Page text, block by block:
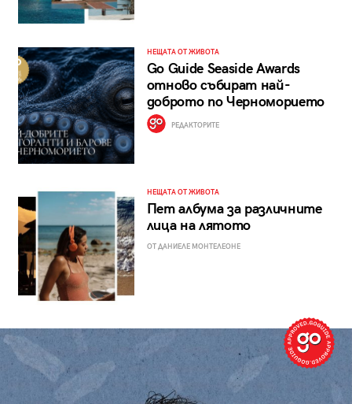
НЕЩАТА ОТ ЖИВОТА
Go Guide Seaside Awards
отново събират най-
доброто по Черноморието
РЕДАКТОРИТЕ
НЕЩАТА ОТ ЖИВОТА
Пет албума за различните
лица на лятото
ОТ ДАНИЕЛЕ МОНТЕЛЕОНЕ